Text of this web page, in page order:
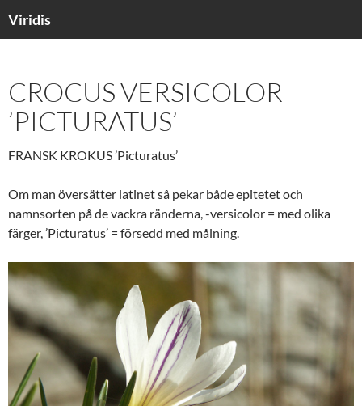
Viridis
CROCUS VERSICOLOR
’PICTURATUS’
FRANSK KROKUS ’Picturatus’
Om man översätter latinet så pekar både epitetet och
namnsorten på de vackra ränderna, -versicolor = med olika
färger, ’Picturatus’ = försedd med målning.